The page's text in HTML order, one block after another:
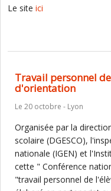
Le site ici
Travail personnel
d'orientation
Le 20 octobre - Lyon
Organisée par la
scolaire (DGESCO),
nationale (IGEN) et
cette " Conférence
"travail personnel de